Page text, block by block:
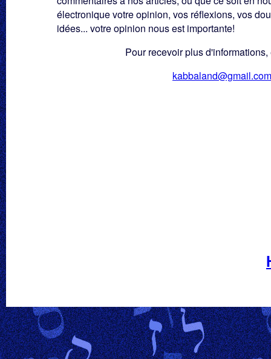
électronique votre opinion, vos réflexions, vos
idées... votre opinion nous est importante!
Pour recevoir plus
kabbaland@gmail.com